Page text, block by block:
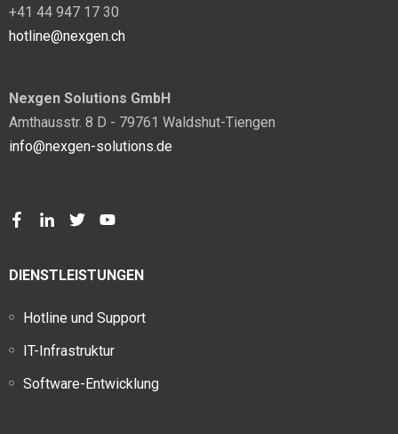
+41 44 947 17 30
hotline@nexgen.ch
Nexgen Solutions GmbH
Amthausstr. 8 D - 79761 Waldshut-Tiengen
info@nexgen-solutions.de
DIENSTLEISTUNGEN
Hotline und Support
IT-Infrastruktur
Software-Entwicklung